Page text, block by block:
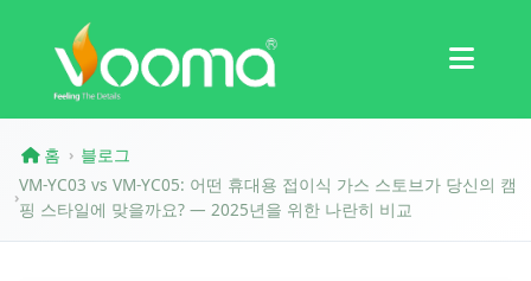
인증
사례 연구
홈 › 블로그
›
VM-YC03 vs VM-YC05: 어떤 휴대용 접이식 가스 스토브가 당신의 캠
핑 스타일에 맞을까요? — 2025년을 위한 나란히 비교